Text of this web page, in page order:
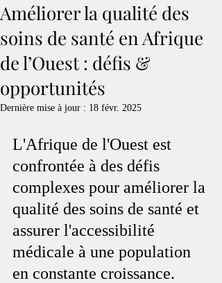
Améliorer la qualité des
soins de santé en Afrique
de l’Ouest : défis &
opportunités
Dernière mise à jour : 18 févr. 2025
L'Afrique de l'Ouest est
confrontée à des défis
complexes pour améliorer la
qualité des soins de santé et
assurer l'accessibilité
médicale à une population
en constante croissance.